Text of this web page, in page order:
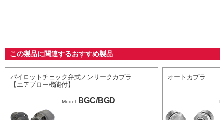
この製品に関連するおすすめ製品
パイロットチェック弁式ノンリークカプラ
【エアブロー機能付】
Model BGC/BGD
オートカプラ